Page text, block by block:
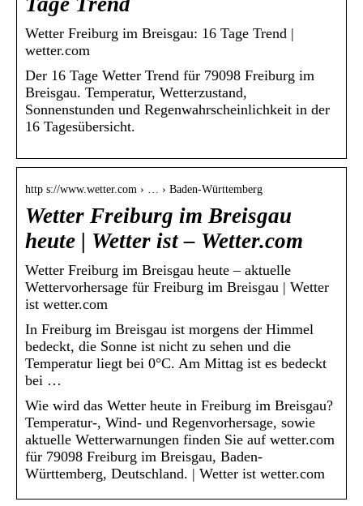
Wetter Freiburg im Breisgau: 16 Tage Trend |
wetter.com
Der 16 Tage Wetter Trend für 79098 Freiburg im
Breisgau. Temperatur, Wetterzustand,
Sonnenstunden und Regenwahrscheinlichkeit in der
16 Tagesübersicht.
http s://www.wetter.com › … › Baden-Württemberg
Wetter Freiburg im Breisgau
heute | Wetter ist – Wetter.com
Wetter Freiburg im Breisgau heute – aktuelle
Wettervorhersage für Freiburg im Breisgau | Wetter
ist wetter.com
In Freiburg im Breisgau ist morgens der Himmel
bedeckt, die Sonne ist nicht zu sehen und die
Temperatur liegt bei 0°C. Am Mittag ist es bedeckt
bei …
Wie wird das Wetter heute in Freiburg im Breisgau?
Temperatur-, Wind- und Regenvorhersage, sowie
aktuelle Wetterwarnungen finden Sie auf wetter.com
für 79098 Freiburg im Breisgau, Baden-
Württemberg, Deutschland. | Wetter ist wetter.com